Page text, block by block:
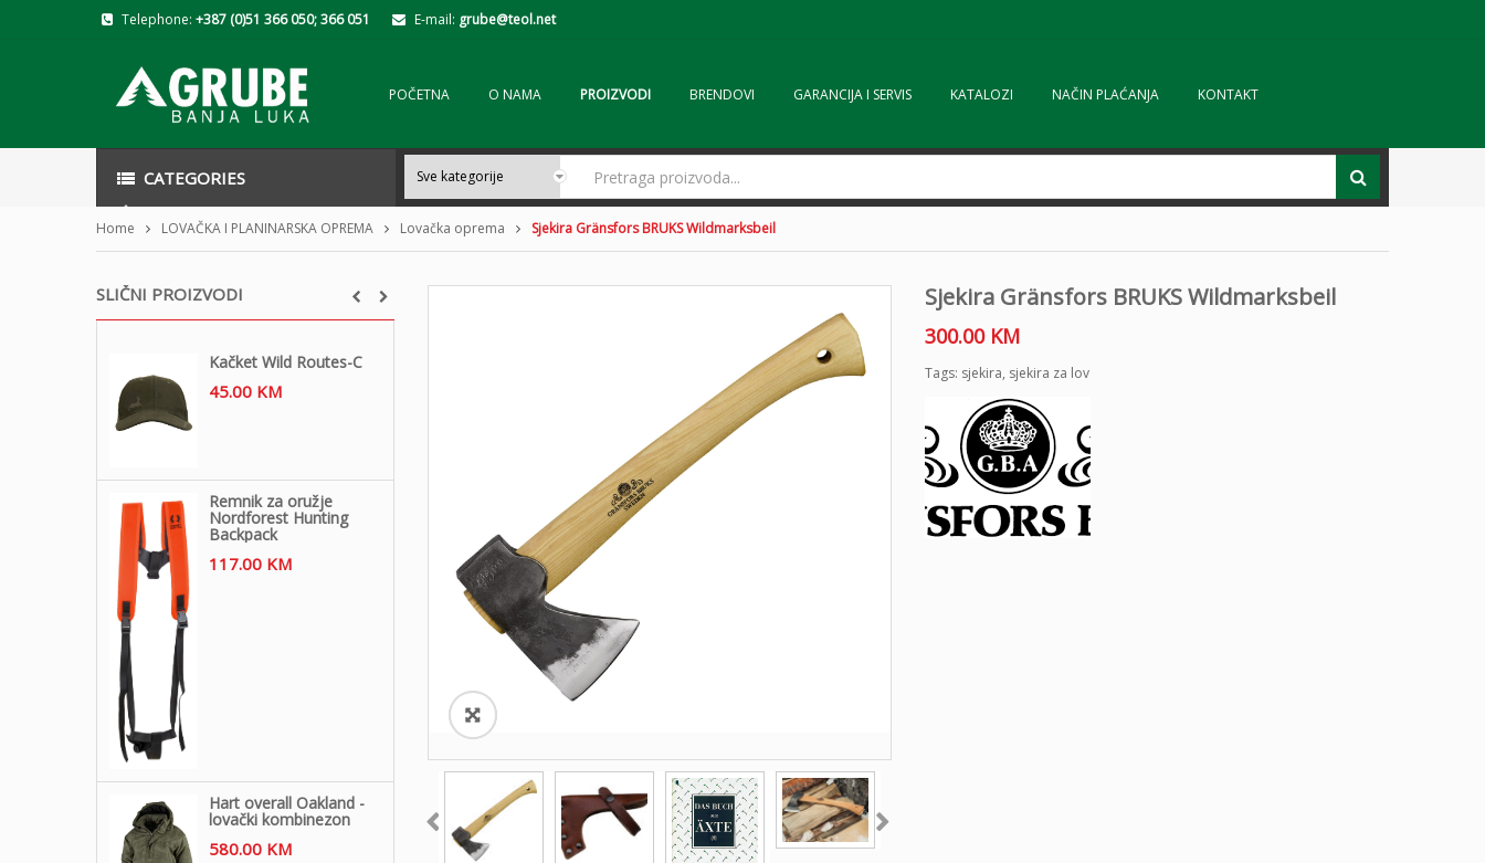
Telephone: +387 (0)51 366 050; 366 051 E-mail: grube@teol.net
POČETNA O NAMA PROIZVODI BRENDOVI GARANCIJA I SERVIS KATALOZI NAČIN PLAĆANJA KONTAKT
CATEGORIES
Home LOVAČKA I PLANINARSKA OPREMA Lovačka oprema Sjekira Gränsfors BRUKS Wildmarksbeil
SLIČNI PROIZVODI
Kačket Wild Routes-C
45.00 KM
Remnik za oružje
Nordforest Hunting
Backpack
117.00 KM
Hart overall Oakland -
lovački kombinezon
580.00 KM
Sjekira Gränsfors BRUKS Wildmarksbeil
300.00 KM
Tags: sjekira, sjekira za lov